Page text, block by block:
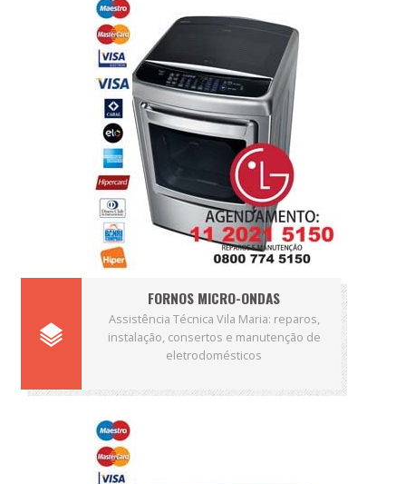
FORNOS MICRO-ONDAS
Assistência Técnica Vila Maria: reparos,
instalação, consertos e manutenção de
eletrodomésticos